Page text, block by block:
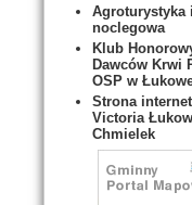
Agroturystyka
noclegowa
Klub
Dawców Krwi
OSP w
Strona
Victoria
Chmielek